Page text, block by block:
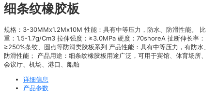
细条纹橡胶板
规格：3-30MMx1.2Mx10M 性能：具有中等压力，防水、防滑性能。 比
重：1.5-1.7g/Cm3 拉伸强度：≥3.0MPa 硬度：70shoreA 扯断伸长率：
≥250%条纹、圆点等防滑类胶板系列 产品性能：具有中等压力，有防水、
防滑性能； 产品用途：细条纹橡胶板用途广泛，可用于宾馆、体育场所、
会议厅、机场、港口、船舶
详细信息
产品参数